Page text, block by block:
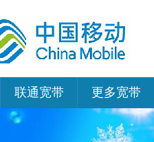
联通宽带 更多宽带